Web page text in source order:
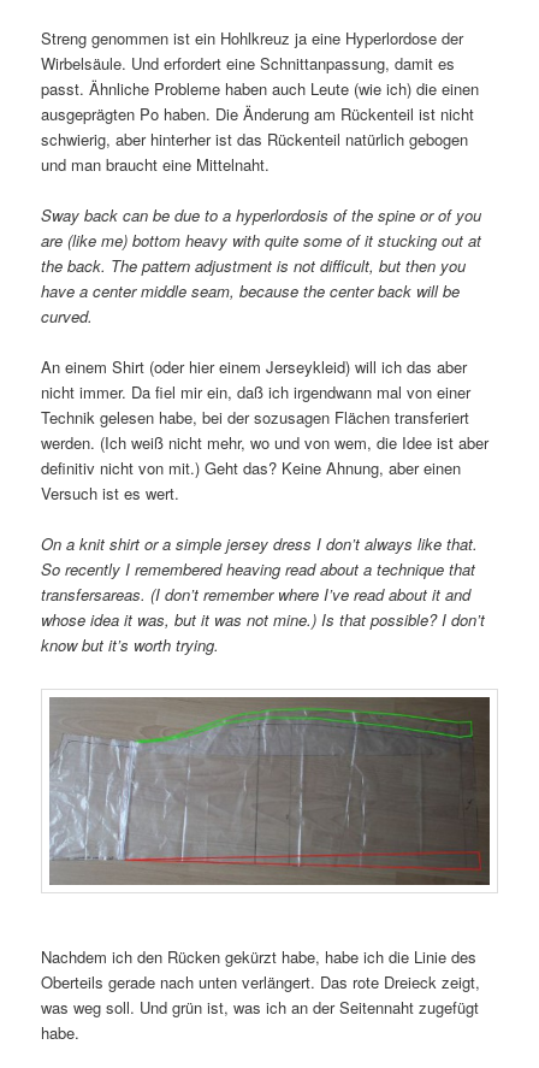
Streng genommen ist ein Hohlkreuz ja eine Hyperlordose der
Wirbelsäule. Und erfordert eine Schnittanpassung, damit es
passt. Ähnliche Probleme haben auch Leute (wie ich) die einen
ausgeprägten Po haben. Die Änderung am Rückenteil ist nicht
schwierig, aber hinterher ist das Rückenteil natürlich gebogen
und man braucht eine Mittelnaht.
Sway back can be due to a hyperlordosis of the spine or of you
are (like me) bottom heavy with quite some of it stucking out at
the back. The pattern adjustment is not difficult, but then you
have a center middle seam, because the center back will be
curved.
An einem Shirt (oder hier einem Jerseykleid) will ich das aber
nicht immer. Da fiel mir ein, daß ich irgendwann mal von einer
Technik gelesen habe, bei der sozusagen Flächen transferiert
werden. (Ich weiß nicht mehr, wo und von wem, die Idee ist aber
definitiv nicht von mit.) Geht das? Keine Ahnung, aber einen
Versuch ist es wert.
On a knit shirt or a simple jersey dress I don’t always like that.
So recently I remembered heaving read about a technique that
transfersareas. (I don’t remember where I’ve read about it and
whose idea it was, but it was not mine.) Is that possible? I don’t
know but it’s worth trying.
Nachdem ich den Rücken gekürzt habe, habe ich die Linie des
Oberteils gerade nach unten verlängert. Das rote Dreieck zeigt,
was weg soll. Und grün ist, was ich an der Seitennaht zugefügt
habe.